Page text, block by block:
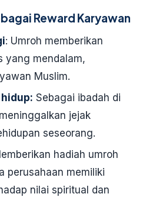
Reward Karyawan
: Umroh memberikan
yang mendalam,
Muslim.
Sebagai ibadah di
jejak
seseorang.
hadiah umroh
perusahaan memiliki
nilai spiritual dan